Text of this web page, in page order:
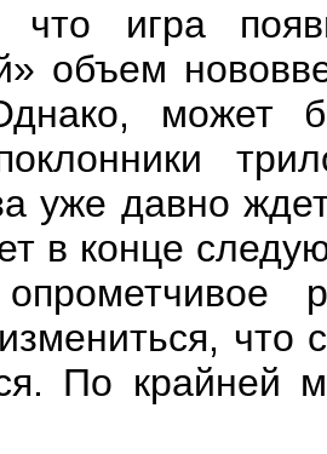
что игра
объем
может
уже давно
в конце
что
По крайней